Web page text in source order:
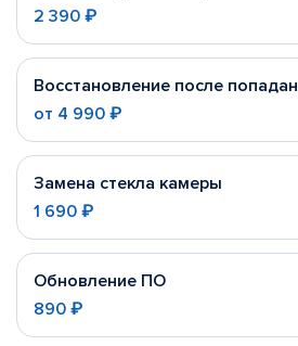
2 390 ₽
Восстановление после
от 4 990 ₽
Замена стекла камеры
1 690 ₽
Обновление ПО
890 ₽